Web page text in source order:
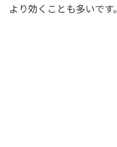
より効くことも多いです。